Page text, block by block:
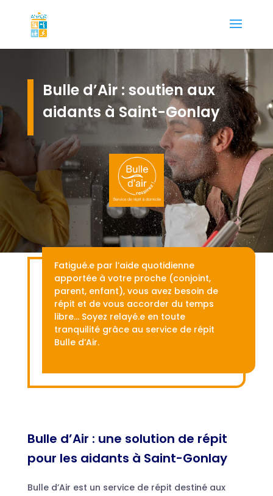
Bulle d’Air : soutien aux
aidants à Saint-Gonlay
Fatigué.e par l’aide quotidienne
apportée à votre proche (conjoint,
parent, enfant), vous avez besoin de
répit et de vous accorder du temps
libre… Soyez relayé.e en toute
tranquilité grâce au service de répit
Bulle d’Air.
Bulle d’Air : une solution de répit
pour les aidants à Saint-Gonlay
Bulle d’Air est un service de répit destiné aux